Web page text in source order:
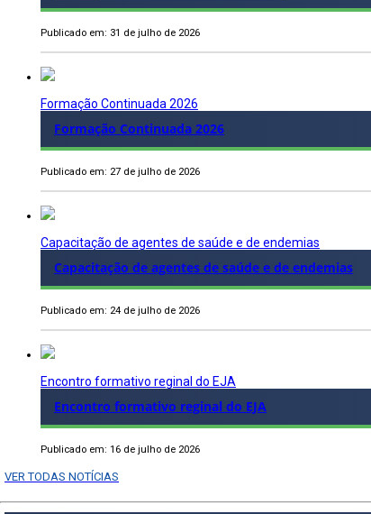
Publicado em: 31 de julho de 2026
Formação Continuada 2026
Formação Continuada 2026
Publicado em: 27 de julho de 2026
Capacitação de agentes de saúde e de endemias
Capacitação de agentes de saúde e de endemias
Publicado em: 24 de julho de 2026
Encontro formativo reginal do EJA
Encontro formativo reginal do EJA
Publicado em: 16 de julho de 2026
VER TODAS NOTÍCIAS